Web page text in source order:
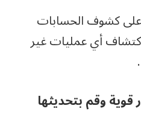
على كشوف الحسابات
أي عمليات غير
وقم بتحديثها